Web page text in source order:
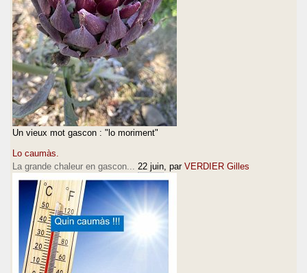
Un vieux mot gascon : "lo moriment"
Lo caumàs.
La grande chaleur en gascon... 22 juin, par VERDIER Gilles